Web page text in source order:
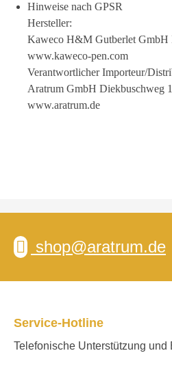
Hinweise nach GPSR
Hersteller:
Kaweco H&M Gutberlet GmbH
www.kaweco-pen.com
Verantwortlicher Importeur/
Aratrum GmbH Diekbuschweg
www.aratrum.de
shop@aratrum.de
Service-Hotline
Telefonische Unterstützung und